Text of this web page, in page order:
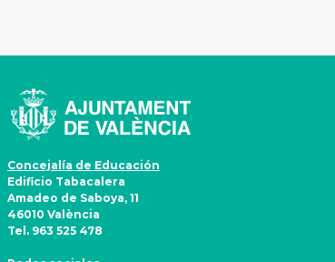
Concejalía de Educación
Edificio Tabacalera
Amadeo de Saboya, 11
46010 València
Tel. 963 525 478